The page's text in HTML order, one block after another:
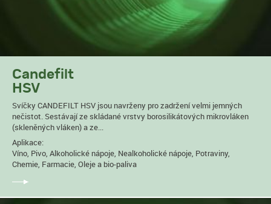
Candefilt
HSV
Svíčky CANDEFILT HSV jsou navrženy pro zadržení velmi jemných
nečistot. Sestávají ze skládané vrstvy borosilikátových mikrovláken
(skleněných vláken) a ze...
Aplikace:
Víno, Pivo, Alkoholické nápoje, Nealkoholické nápoje, Potraviny,
Chemie, Farmacie, Oleje a bio-paliva